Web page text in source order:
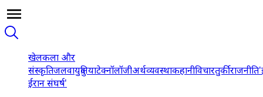
खेलकला और
संस्कृतिजलवायुदुनियाटेक्नॉलॉजीअर्थव्यवस्थाकहानीविचारतुर्कीराजनीति
ईरान संघर्ष'